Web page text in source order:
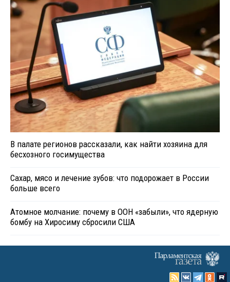
В палате регионов рассказали, как найти хозяина для
бесхозного госимущества
Сахар, мясо и лечение зубов: что подорожает в России
больше всего
Атомное молчание: почему в ООН «забыли», что ядерную
бомбу на Хиросиму сбросили США